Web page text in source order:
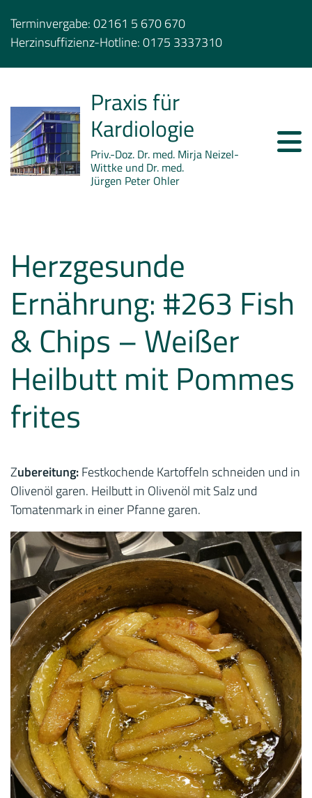
Terminvergabe:02161 5 670 670
Herzinsuffizienz-Hotline:0175 3337310
Praxis für
Kardiologie
Priv.-Doz. Dr. med. Mirja Neizel-
Wittke und Dr. med.
Jürgen Peter Ohler
Herzgesunde
Ernährung: #263 Fish
& Chips – Weißer
Heilbutt mit Pommes
frites
Zubereitung:Festkochende Kartoffeln schneiden und in
Olivenöl garen. Heilbutt in Olivenöl mit Salz und
Tomatenmark in einer Pfanne garen.